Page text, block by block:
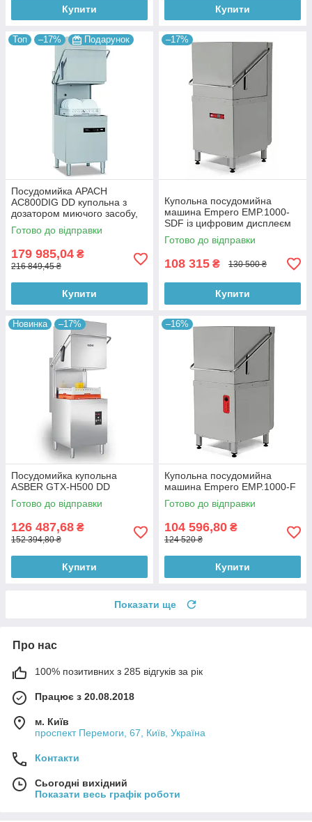
Купити Купити
Топ –17% Подарунок
Посудомийка APACH
AC800DIG DD купольна з
дозатором миючого засобу,
електронна панель
керування
Готово до відправки
179 985,04 ₴
216 849,45 ₴
Купити
–17%
Купольна посудомийна
машина Empero EMP.1000-
SDF із цифровим дисплеєм
керування
Готово до відправки
108 315 ₴ 130 500 ₴
Купити
Новинка –17%
Посудомийка купольна
ASBER GTX-H500 DD
Готово до відправки
126 487,68 ₴
152 394,80 ₴
Купити
–16%
Купольна посудомийна
машина Empero EMP.1000-F
Готово до відправки
104 596,80 ₴
124 520 ₴
Купити
Показати ще
Про нас
100% позитивних з 285 відгуків за рік
Працює з 20.08.2018
м. Київ
проспект Перемоги, 67, Київ, Україна
Контакти
Сьогодні вихідний
Показати весь графік роботи